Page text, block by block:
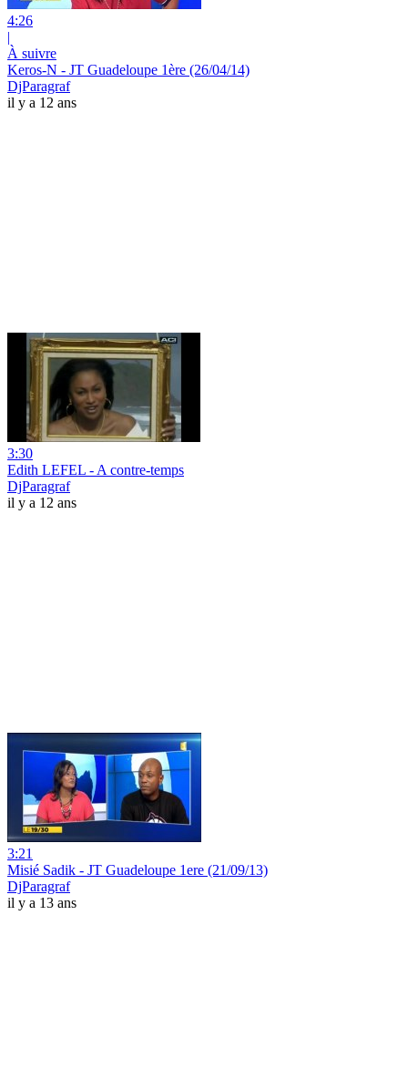
4:26
|
À suivre
Keros-N - JT Guadeloupe 1ère (26/04/14)
DjParagraf
il y a 12 ans
3:30
Edith LEFEL - A contre-temps
DjParagraf
il y a 12 ans
3:21
Misié Sadik - JT Guadeloupe 1ere (21/09/13)
DjParagraf
il y a 13 ans